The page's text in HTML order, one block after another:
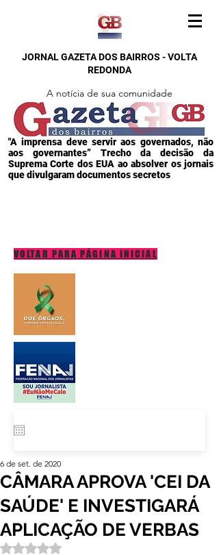
JORNAL GAZETA DOS BAIRROS - VOLTA
REDONDA
A notícia de sua comunidade
"A imprensa deve servir aos governados, não
aos governantes” Trecho da decisão da
Suprema Corte dos EUA ao absolver os jornais
que divulgaram documentos secretos
VOLTAR PARA PÁGINA INICIAL
CÂMARA APROVA 'CEI DA
SAÚDE' E INVESTIGARÁ
APLICAÇÃO DE VERBAS
6 de set. de 2020
Avaliado com NaN de 5 estrelas.